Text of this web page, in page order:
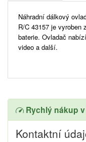
Náhradní dálkový
R/C 43157 je
baterie. Ovladač
video a další.
Rychlý nákup
Kontaktní